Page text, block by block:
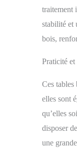
traitement
stabilité et
bois,
Praticité
Ces tables
elles sont
qu’elles
disposer
une